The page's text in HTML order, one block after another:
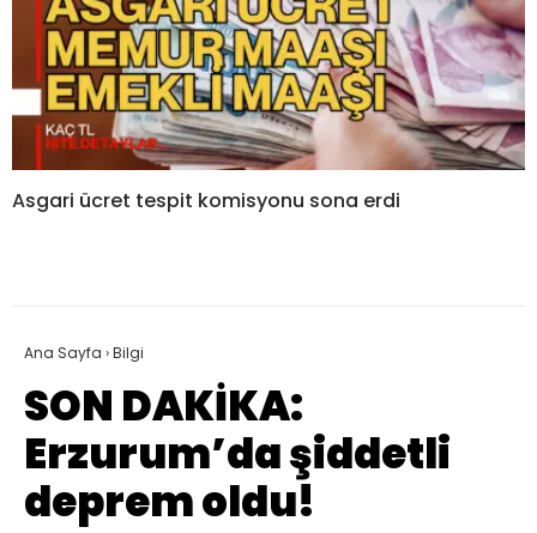
Asgari ücret tespit komisyonu sona erdi
Ana Sayfa ›Bilgi
SON DAKİKA:
Erzurum’da şiddetli
deprem oldu!